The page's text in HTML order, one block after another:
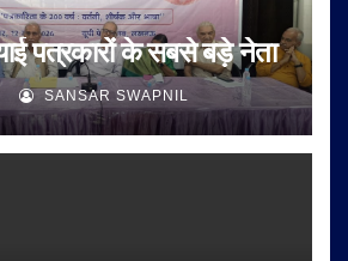
पत्रकारों के सबसे बड़े नेता
SANSAR SWAPNIL